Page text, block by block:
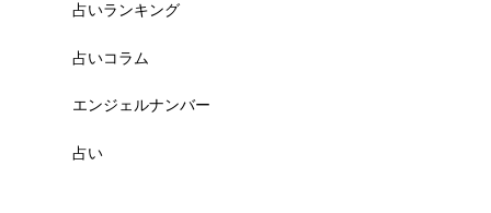
占いランキング
占いコラム
エンジェルナンバー
占い